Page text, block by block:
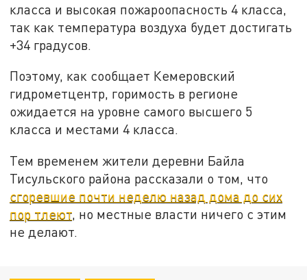
класса и высокая пожароопасность 4 класса,
так как температура воздуха будет достигать
+34 градусов.
Поэтому, как сообщает Кемеровский
гидрометцентр, горимость в регионе
ожидается на уровне самого высшего 5
класса и местами 4 класса.
Тем временем жители деревни Байла
Тисульского района рассказали о том, что
сгоревшие почти неделю назад дома до сих
пор тлеют, но местные власти ничего с этим
не делают.